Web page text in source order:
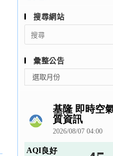
搜尋網站
Search
for:
彙整公告
整
選取月份